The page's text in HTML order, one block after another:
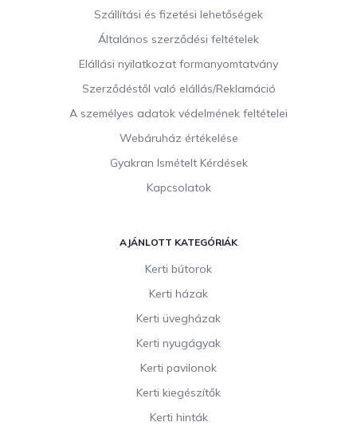
Szállítási és fizetési lehetőségek
Általános szerződési feltételek
Elállási nyilatkozat formanyomtatvány
Szerződéstől való elállás/Reklamáció
A személyes adatok védelmének feltételei
Webáruház értékelése
Gyakran Ismételt Kérdések
Kapcsolatok
AJÁNLOTT KATEGÓRIÁK
Kerti bútorok
Kerti házak
Kerti üvegházak
Kerti nyugágyak
Kerti pavilonok
Kerti kiegészítők
Kerti hinták